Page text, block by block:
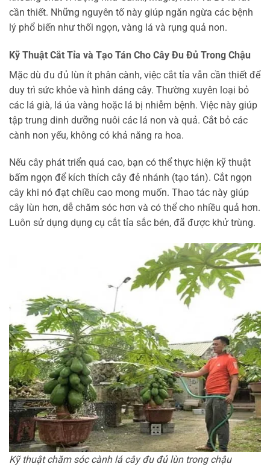
cần thiết. Những nguyên tố này giúp ngăn ngừa các bệnh
lý phổ biến như thối ngọn, vàng lá và rụng quả non.
Kỹ Thuật Cắt Tỉa và Tạo Tán Cho Cây Đu Đủ Trong Chậu
Mặc dù đu đủ lùn ít phân cành, việc cắt tỉa vẫn cần thiết để
duy trì sức khỏe và hình dáng cây. Thường xuyên loại bỏ
các lá già, lá úa vàng hoặc lá bị nhiễm bệnh. Việc này giúp
tập trung dinh dưỡng nuôi các lá non và quả. Cắt bỏ các
cành non yếu, không có khả năng ra hoa.
Nếu cây phát triển quá cao, bạn có thể thực hiện kỹ thuật
bấm ngọn để kích thích cây đẻ nhánh (tạo tán). Cắt ngọn
cây khi nó đạt chiều cao mong muốn. Thao tác này giúp
cây lùn hơn, dễ chăm sóc hơn và có thể cho nhiều quả hơn.
Luôn sử dụng dụng cụ cắt tỉa sắc bén, đã được khử trùng.
Kỹ thuật chăm sóc cành lá cây đu đủ lùn trong chậu